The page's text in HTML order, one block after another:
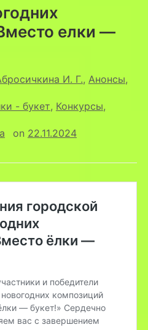
елки —
И. Г., Анонсы,
- букет, Конкурсы,
on 22.11.2024